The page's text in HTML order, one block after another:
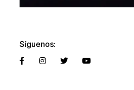
Síguenos: